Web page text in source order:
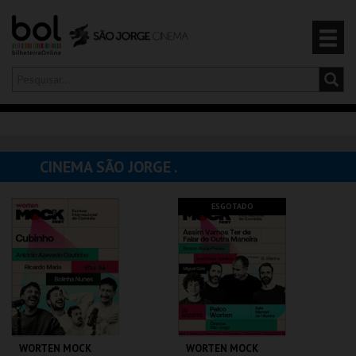
Olá,iniciar sessão
CARRINHO
EVENTOS
CARTÕES
PRODUTOS
CINEMA SÃO JORGE .
WORTEN MOCK
ESGOTADO
WORTEN MOCK